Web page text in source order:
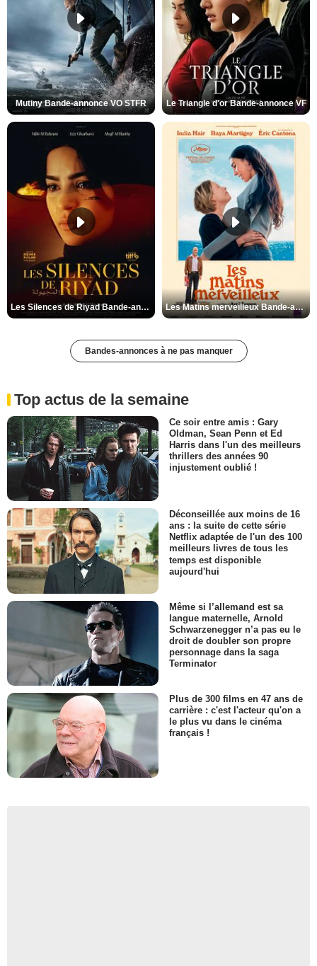
Mutiny Bande-annonce VO STFR Le Triangle d'or Bande-annonce VF
Les Silences de Riyad Bande-annonce VO STFR Les Matins merveilleux Bande-annonce VF
Bandes-annonces à ne pas manquer
Top actus de la semaine
Ce soir entre amis : Gary
Oldman, Sean Penn et Ed
Harris dans l'un des meilleurs
thrillers des années 90
injustement oublié !
Déconseillée aux moins de 16
ans : la suite de cette série
Netflix adaptée de l'un des 100
meilleurs livres de tous les
temps est disponible
aujourd'hui
Même si l’allemand est sa
langue maternelle, Arnold
Schwarzenegger n’a pas eu le
droit de doubler son propre
personnage dans la saga
Terminator
Plus de 300 films en 47 ans de
carrière : c'est l'acteur qu'on a
le plus vu dans le cinéma
français !